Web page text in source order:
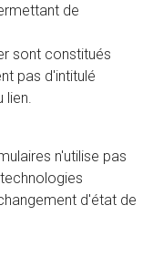
de
sont constitués
pas d'intitulé
n'utilise pas
d'état de